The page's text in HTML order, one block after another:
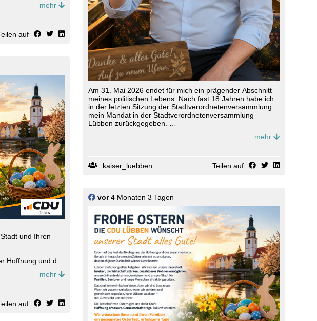
Und welche
GmbH,
mehr
auf
Am 31. Mai 2026 endet für mich ein prägender Abschnitt
meines politischen Lebens: Nach fast 18 Jahren habe ich
in der letzten Sitzung der Stadtverordnetenversammlung
mein Mandat in der Stadtverordnetenversammlung
Lübben zurückgegeben.
https://benjamin-kaiser.de/news/lokal/379/Nach-fast-18-
mehr
kaiser_luebben Teilen auf
und Ihren
Hoffnung und des
wieder
bezahlbares
modernisieren
mehr
auf
vor4 Monaten 3 Tagen